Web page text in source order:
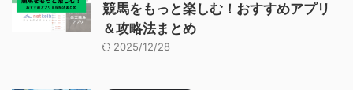
競馬をもっと楽しむ！おすすめアプリ
＆攻略法まとめ
2025/12/28